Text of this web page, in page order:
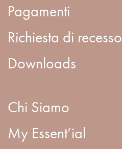
Pagamenti
Richiesta di recesso
Downloads
Chi Siamo
My Essent’ial